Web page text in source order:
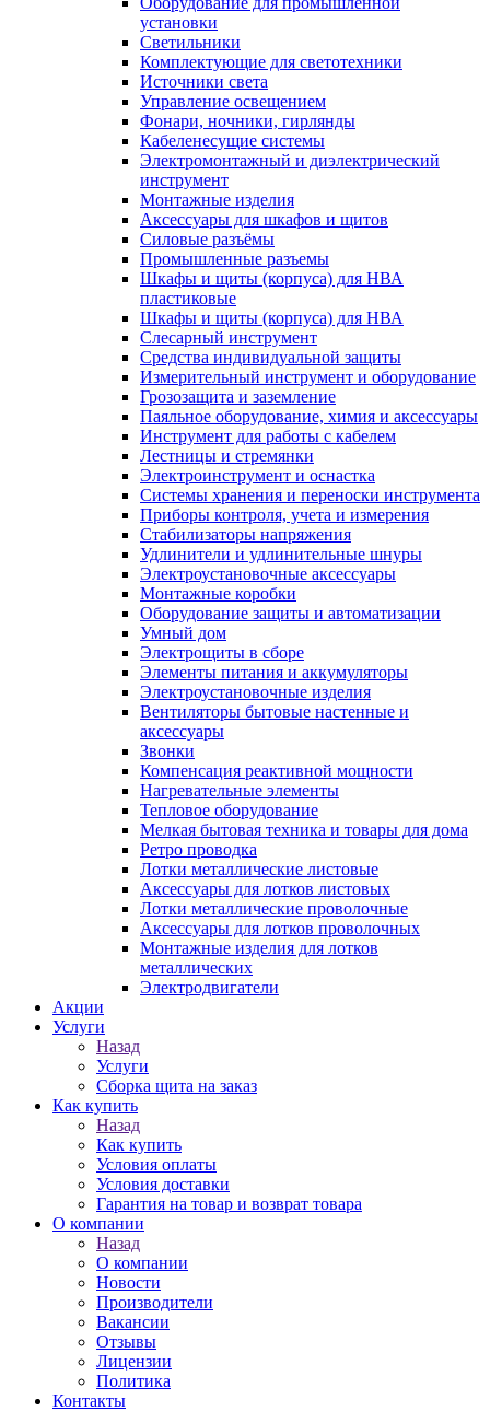
установки
Светильники
Комплектующие для светотехники
Источники света
Управление освещением
Фонари, ночники, гирлянды
Кабеленесущие системы
Электромонтажный и диэлектрический
инструмент
Монтажные изделия
Аксессуары для шкафов и щитов
Силовые разъёмы
Промышленные разъемы
Шкафы и щиты (корпуса) для НВА
пластиковые
Шкафы и щиты (корпуса) для НВА
Слесарный инструмент
Средства индивидуальной защиты
Измерительный инструмент и оборудование
Грозозащита и заземление
Паяльное оборудование, химия и аксессуары
Инструмент для работы с кабелем
Лестницы и стремянки
Электроинструмент и оснастка
Системы хранения и переноски инструмента
Приборы контроля, учета и измерения
Стабилизаторы напряжения
Удлинители и удлинительные шнуры
Электроустановочные аксессуары
Монтажные коробки
Оборудование защиты и автоматизации
Умный дом
Электрощиты в сборе
Элементы питания и аккумуляторы
Электроустановочные изделия
Вентиляторы бытовые настенные и
аксессуары
Звонки
Компенсация реактивной мощности
Нагревательные элементы
Тепловое оборудование
Мелкая бытовая техника и товары для дома
Ретро проводка
Лотки металлические листовые
Аксессуары для лотков листовых
Лотки металлические проволочные
Аксессуары для лотков проволочных
Монтажные изделия для лотков
металлических
Электродвигатели
Акции
Услуги
Назад
Услуги
Сборка щита на заказ
Как купить
Назад
Как купить
Условия оплаты
Условия доставки
Гарантия на товар и возврат товара
О компании
Назад
О компании
Новости
Производители
Вакансии
Отзывы
Лицензии
Политика
Контакты